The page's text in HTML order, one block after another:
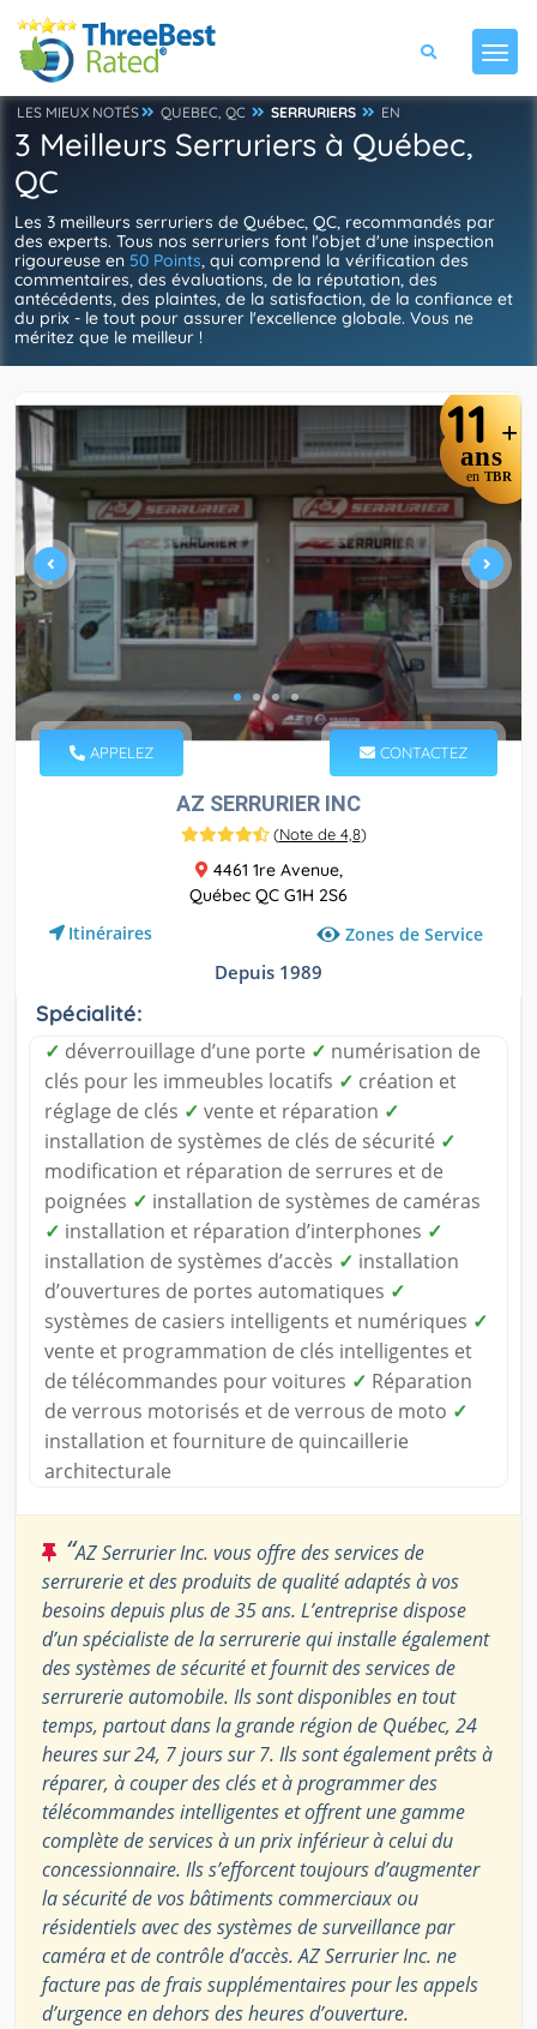
LES MIEUX NOTÉS QUEBEC, QC SERRURIERS EN
3 Meilleurs Serruriers à Québec,
QC
Les 3 meilleurs serruriers de Québec, QC, recommandés par
des experts. Tous nos serruriers font l'objet d'une inspection
rigoureuse en 50 Points, qui comprend la vérification des
commentaires, des évaluations, de la réputation, des
antécédents, des plaintes, de la satisfaction, de la confiance et
du prix - le tout pour assurer l'excellence globale. Vous ne
méritez que le meilleur !
11 +
ans
en TBR
APPELEZ CONTACTEZ
AZ SERRURIER INC
(Note de 4,8)
4461 1re Avenue,
Québec QC G1H 2S6
Itinéraires Zones de Service
Depuis 1989
Spécialité:
✓ déverrouillage d’une porte ✓ numérisation de
clés pour les immeubles locatifs ✓ création et
réglage de clés ✓ vente et réparation ✓
installation de systèmes de clés de sécurité ✓
modification et réparation de serrures et de
poignées ✓ installation de systèmes de caméras
✓ installation et réparation d’interphones ✓
installation de systèmes d’accès ✓ installation
d’ouvertures de portes automatiques ✓
systèmes de casiers intelligents et numériques ✓
vente et programmation de clés intelligentes et
de télécommandes pour voitures ✓ Réparation
de verrous motorisés et de verrous de moto ✓
installation et fourniture de quincaillerie
architecturale
“AZ Serrurier Inc. vous offre des services de
serrurerie et des produits de qualité adaptés à vos
besoins depuis plus de 35 ans. L’entreprise dispose
d’un spécialiste de la serrurerie qui installe également
des systèmes de sécurité et fournit des services de
serrurerie automobile. Ils sont disponibles en tout
temps, partout dans la grande région de Québec, 24
heures sur 24, 7 jours sur 7. Ils sont également prêts à
réparer, à couper des clés et à programmer des
télécommandes intelligentes et offrent une gamme
complète de services à un prix inférieur à celui du
concessionnaire. Ils s’efforcent toujours d’augmenter
la sécurité de vos bâtiments commerciaux ou
résidentiels avec des systèmes de surveillance par
caméra et de contrôle d’accès. AZ Serrurier Inc. ne
facture pas de frais supplémentaires pour les appels
d’urgence en dehors des heures d’ouverture.